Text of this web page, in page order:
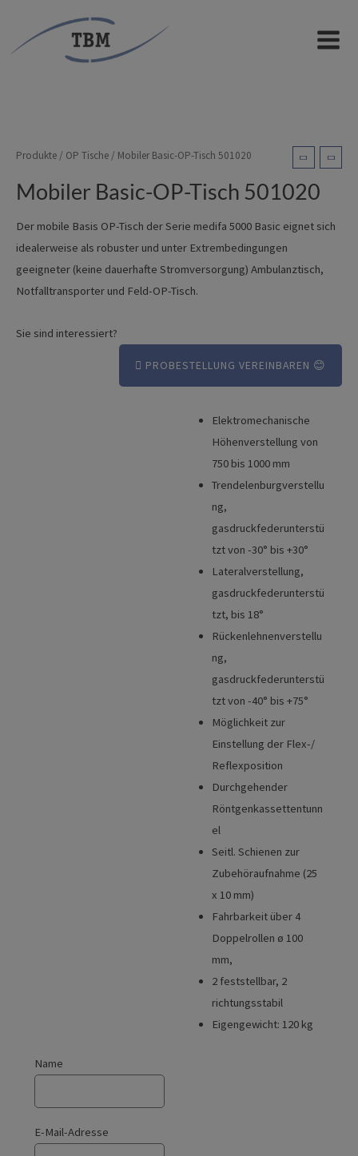
springen
MAIN
Mobiler Basic-OP-Tisch
Produkte / OP Tische / Mobiler Basic-OP-Tisch 501020
Mobiler Basic-OP-Tisch 501020
Der mobile Basis OP-Tisch der Serie medifa 5000 Basic eignet sich
idealerweise als robuster und unter Extrembedingungen
geeigneter (keine dauerhafte Stromversorgung) Ambulanztisch,
Notfalltransporter und Feld-OP-Tisch.
Sie sind interessiert?
PROBESTELLUNG VEREINBAREN 😊
Elektromechanische
Höhenverstellung von
750 bis 1000 mm
Trendelenburgverstellu
ng,
gasdruckfederunterstü
tzt von -30° bis +30°
Lateralverstellung,
gasdruckfederunterstü
tzt, bis 18°
Rückenlehnenverstellu
ng,
gasdruckfederunterstü
tzt von -40° bis +75°
Möglichkeit zur
Einstellung der Flex-/
Reflexposition
Durchgehender
Röntgenkassettentunn
el
Seitl. Schienen zur
Zubehöraufnahme (25
x 10 mm)
Fahrbarkeit über 4
Doppelrollen ø 100
mm,
2 feststellbar, 2
richtungsstabil
Eigengewicht: 120 kg
Name
E-Mail-Adresse